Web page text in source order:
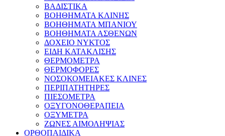
ΒΑΔΙΣΤΙΚΑ
ΒΟΗΘΗΜΑΤΑ ΚΛΙΝΗΣ
ΒΟΗΘΗΜΑΤΑ ΜΠΑΝΙΟΥ
ΒΟΗΘΗΜΑΤΑ ΑΣΘΕΝΩΝ
ΔΟΧΕΙΟ ΝΥΚΤΟΣ
ΕΙΔΗ ΚΑΤΑΚΛΙΣΗΣ
ΘΕΡΜΟΜΕΤΡΑ
ΘΕΡΜΟΦΟΡΕΣ
ΝΟΣΟΚΟΜΕΙΑΚΕΣ ΚΛΙΝΕΣ
ΠΕΡΙΠΑΤΗΤΗΡΕΣ
ΠΙΕΣΟΜΕΤΡΑ
ΟΞΥΓΟΝΟΘΕΡΑΠΕΙΑ
ΟΞΥΜΕΤΡΑ
ΖΩΝΕΣ ΑΙΜΟΛΗΨΙΑΣ
ΟΡΘΟΠΑΙΔΙΚΑ